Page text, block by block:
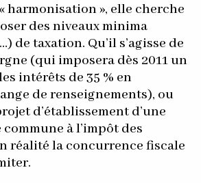
harmonisation », elle cherche
des niveaux minima
de taxation. Qu’il s’agisse de
(qui imposera dès 2011 un
intérêts de 35 % en
de renseignements), ou
d’établissement d’une
à l’impôt des
réalité la concurrence fiscale